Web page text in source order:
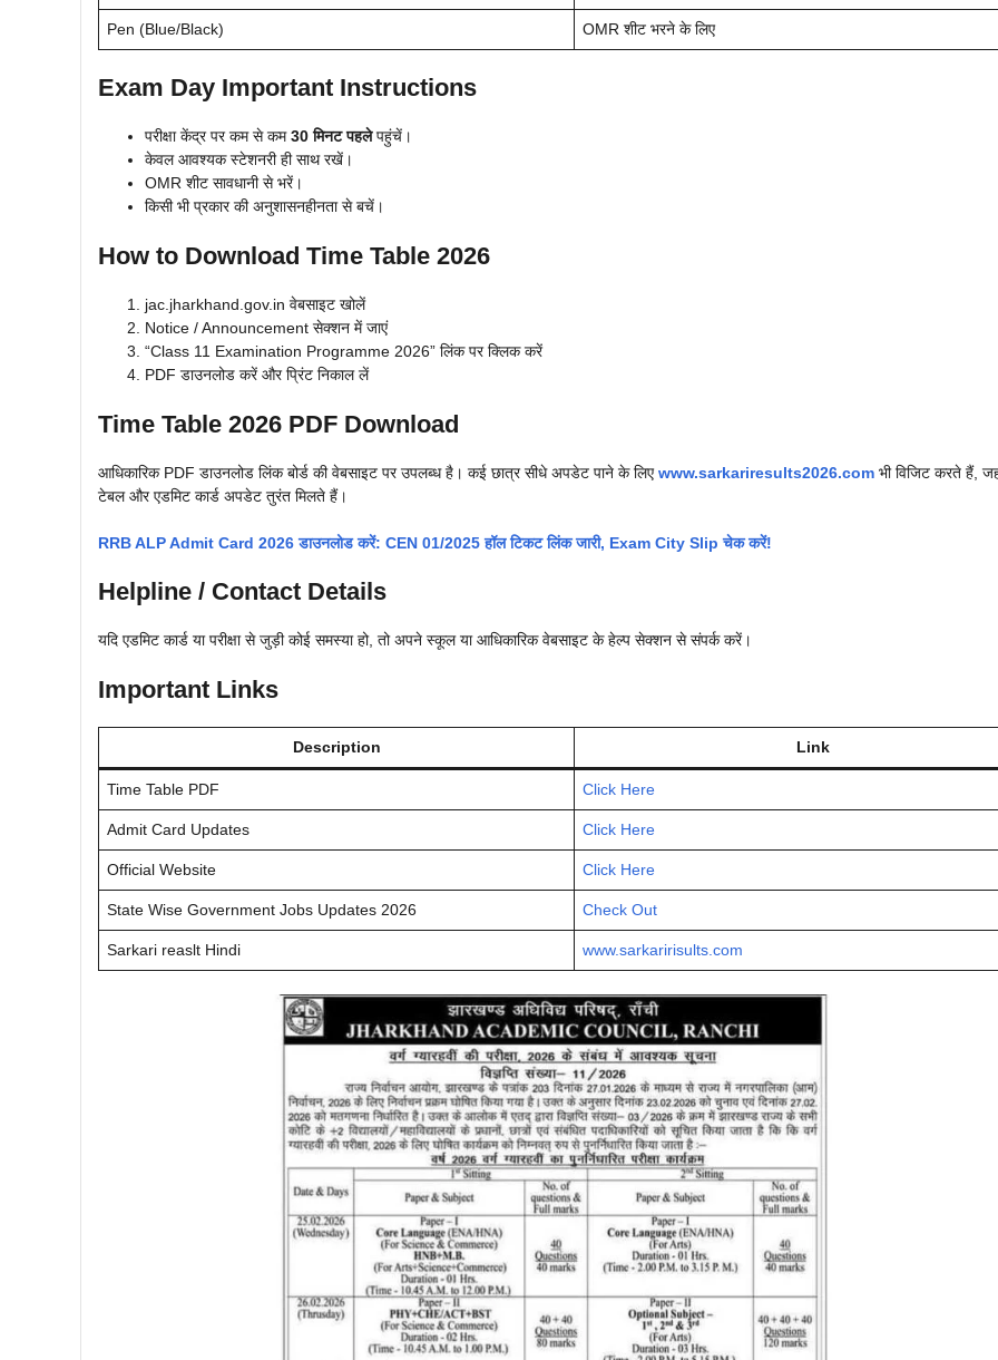
Pen (Blue/Black) OMR शीट भरने के लिए
Exam Day Important Instructions
परीक्षा केंद्र पर कम से कम30 मिनट पहलेपहुंचें।
केवल आवश्यक स्टेशनरी ही साथ रखें।
OMR शीट सावधानी से भरें।
किसी भी प्रकार की अनुशासनहीनता से बचें।
How to Download Time Table 2026
jac.jharkhand.gov.in वेबसाइट खोलें
Notice / Announcement सेक्शन में जाएं
“Class 11 Examination Programme 2026” लिंक पर क्लिक करें
PDF डाउनलोड करें और प्रिंट निकाल लें
Time Table 2026 PDF Download
आधिकारिक PDF डाउनलोड लिंक बोर्ड की वेबसाइट पर उपलब्ध है। कई छात्र सीधे अपडेट पाने के लिएwww.sarkariresults2026.com भी विजिट करते हैं,
टेबल और एडमिट कार्ड अपडेट तुरंत मिलते हैं।
RRB ALP Admit Card 2026 डाउनलोड करें: CEN 01/2025 हॉल टिकट लिंक जारी, Exam City Slip चेक करें!
Helpline / Contact Details
यदि एडमिट कार्ड या परीक्षा से जुड़ी कोई समस्या हो, तो अपने स्कूल या आधिकारिक वेबसाइट के हेल्प सेक्शन से संपर्क करें।
Important Links
Description Link
Time Table PDF Click Here
Admit Card Updates Click Here
Official Website Click Here
State Wise Government Jobs Updates 2026 Check Out
Sarkari reaslt Hindi www.sarkaririsults.com